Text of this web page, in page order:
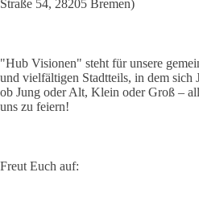
Straße 54, 28205 Bremen)
"Hub Visionen" steht für unsere
und vielfältigen Stadtteils, in dem
ob Jung oder Alt, Klein oder Groß –
uns zu feiern!
Freut Euch auf: